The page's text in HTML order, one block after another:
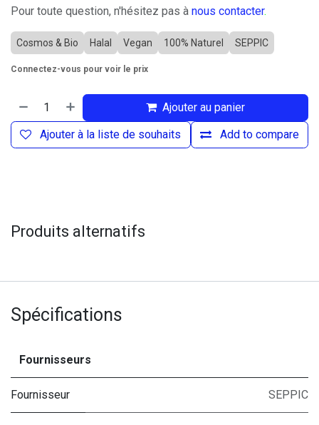
Pour toute question, n'hésitez pas à nous contacter.
Cosmos & Bio Halal Vegan 100% Naturel SEPPIC
Connectez-vous pour voir le prix
Ajouter au panier
Add to compare
Ajouter à la liste de souhaits
Produits alternatifs
Spécifications
Fournisseurs
Fournisseur SEPPIC